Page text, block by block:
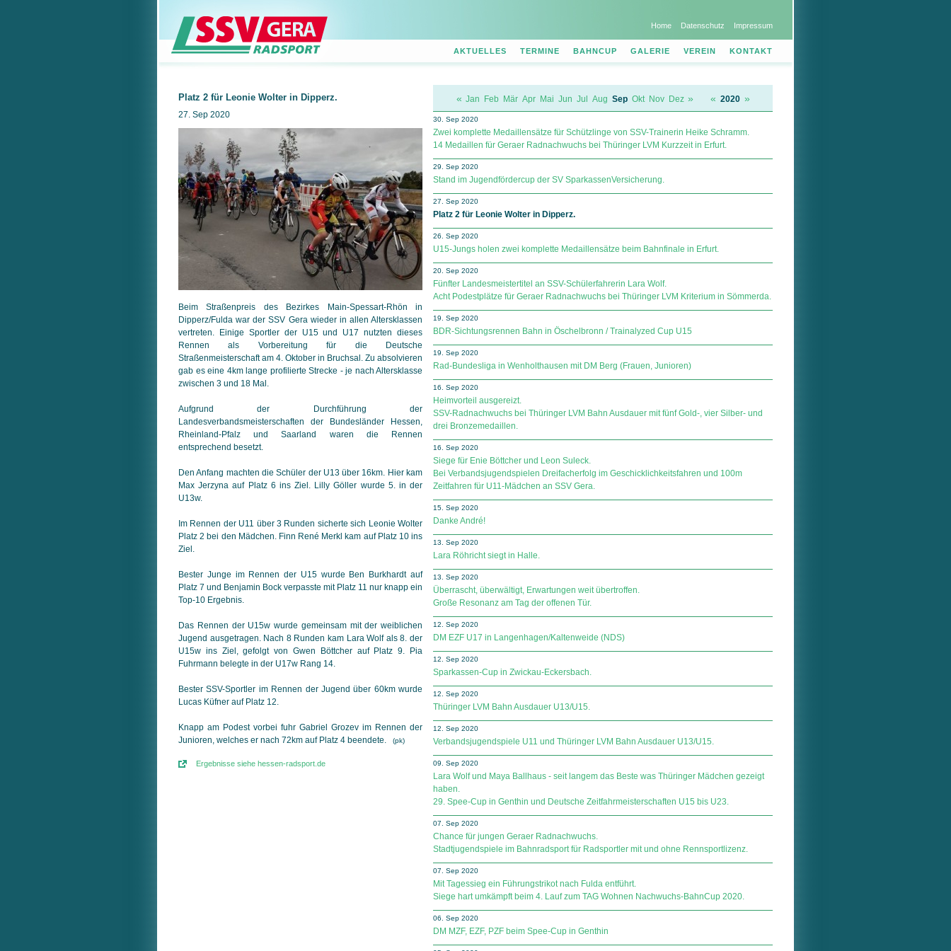
Home Datenschutz Impressum
AKTUELLES TERMINE BAHNCUP GALERIE VEREIN KONTAKT
Platz 2 für Leonie Wolter in Dipperz.
27. Sep 2020
Beim Straßenpreis des Bezirkes Main-Spessart-Rhön in
Dipperz/Fulda war der SSV Gera wieder in allen Altersklassen
vertreten. Einige Sportler der U15 und U17 nutzten dieses
Rennen als Vorbereitung für die Deutsche
Straßenmeisterschaft am 4. Oktober in Bruchsal. Zu absolvieren
gab es eine 4km lange profilierte Strecke - je nach Altersklasse
zwischen 3 und 18 Mal.
Aufgrund der Durchführung der
Landesverbandsmeisterschaften der Bundesländer Hessen,
Rheinland-Pfalz und Saarland waren die Rennen
entsprechend besetzt.
Den Anfang machten die Schüler der U13 über 16km. Hier kam
Max Jerzyna auf Platz 6 ins Ziel. Lilly Göller wurde 5. in der
U13w.
Im Rennen der U11 über 3 Runden sicherte sich Leonie Wolter
Platz 2 bei den Mädchen. Finn René Merkl kam auf Platz 10 ins
Ziel.
Bester Junge im Rennen der U15 wurde Ben Burkhardt auf
Platz 7 und Benjamin Bock verpasste mit Platz 11 nur knapp ein
Top-10 Ergebnis.
Das Rennen der U15w wurde gemeinsam mit der weiblichen
Jugend ausgetragen. Nach 8 Runden kam Lara Wolf als 8. der
U15w ins Ziel, gefolgt von Gwen Böttcher auf Platz 9. Pia
Fuhrmann belegte in der U17w Rang 14.
Bester SSV-Sportler im Rennen der Jugend über 60km wurde
Lucas Küfner auf Platz 12.
Knapp am Podest vorbei fuhr Gabriel Grozev im Rennen der
Junioren, welches er nach 72km auf Platz 4 beendete.
(pk)
Ergebnisse siehe hessen-radsport.de
« Jan Feb Mär Apr Mai Jun Jul Aug Sep Okt Nov Dez » « 2020 »
30. Sep 2020
Zwei komplette Medaillensätze für Schützlinge von SSV-Trainerin Heike Schramm.
14 Medaillen für Geraer Radnachwuchs bei Thüringer LVM Kurzzeit in Erfurt.
29. Sep 2020
Stand im Jugendfördercup der SV Spar­kas­sen­Ver­si­che­rung.
27. Sep 2020
Platz 2 für Leonie Wolter in Dipperz.
26. Sep 2020
U15-Jungs holen zwei komplette Medaillensätze beim Bahnfinale in Erfurt.
20. Sep 2020
Fünfter Landesmeistertitel an SSV-Schülerfahrerin Lara Wolf.
Acht Podestplätze für Geraer Radnachwuchs bei Thüringer LVM Kriterium in Sömmerda.
19. Sep 2020
BDR-Sichtungsrennen Bahn in Öschelbronn / Trainalyzed Cup U15
19. Sep 2020
Rad-Bundesliga in Wenholthausen mit DM Berg (Frauen, Junioren)
16. Sep 2020
Heimvorteil ausgereizt.
SSV-Radnachwuchs bei Thüringer LVM Bahn Ausdauer mit fünf Gold-, vier Silber- und
drei Bronzemedaillen.
16. Sep 2020
Siege für Enie Böttcher und Leon Suleck.
Bei Verbandsjugendspielen Dreifacherfolg im Geschicklichkeitsfahren und 100m
Zeitfahren für U11-Mädchen an SSV Gera.
15. Sep 2020
Danke André!
13. Sep 2020
Lara Röhricht siegt in Halle.
13. Sep 2020
Überrascht, überwältigt, Erwartungen weit übertroffen.
Große Resonanz am Tag der offenen Tür.
12. Sep 2020
DM EZF U17 in Langenhagen/Kaltenweide (NDS)
12. Sep 2020
Sparkassen-Cup in Zwickau-Eckersbach.
12. Sep 2020
Thüringer LVM Bahn Ausdauer U13/U15.
12. Sep 2020
Verbandsjugendspiele U11 und Thüringer LVM Bahn Ausdauer U13/U15.
09. Sep 2020
Lara Wolf und Maya Ballhaus - seit langem das Beste was Thüringer Mädchen gezeigt
haben.
29. Spee-Cup in Genthin und Deutsche Zeitfahrmeisterschaften U15 bis U23.
07. Sep 2020
Chance für jungen Geraer Radnachwuchs.
Stadtjugendspiele im Bahnradsport für Radsportler mit und ohne Rennsportlizenz.
07. Sep 2020
Mit Tagessieg ein Führungstrikot nach Fulda entführt.
Siege hart umkämpft beim 4. Lauf zum TAG Wohnen Nachwuchs-BahnCup 2020.
06. Sep 2020
DM MZF, EZF, PZF beim Spee-Cup in Genthin